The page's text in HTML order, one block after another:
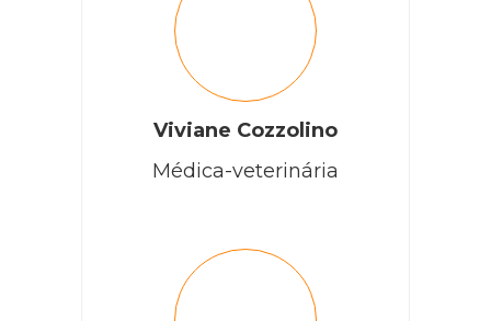
Viviane Cozzolino
Médica-veterinária